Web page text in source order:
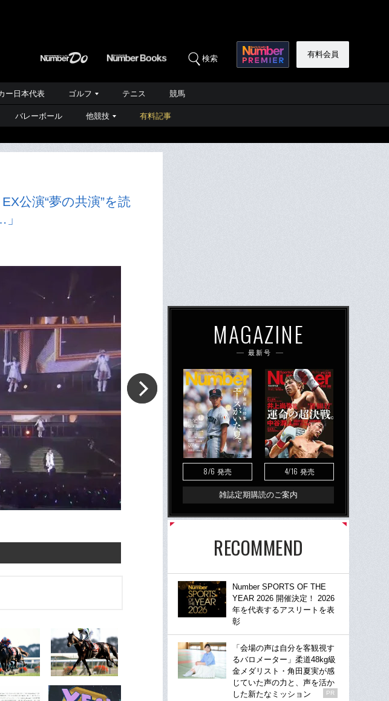
検索 有料会員
ー日本代表 ゴルフ テニス 競馬
バレーボール 他競技 有料記事
公演“夢の共演”を読
MAGAZINE
最新号
8/6 発売 4/16 発売
雑誌定期購読のご案内
RECOMMEND
Number SPORTS OF THE
YEAR 2026 開催決定！ 2026
年を代表するアスリートを表
彰
「会場の声は自分を客観視す
るバロメーター」柔道48kg級
金メダリスト・角田夏実が感
じていた声の力と、声を活か
した新たなミッション
PR